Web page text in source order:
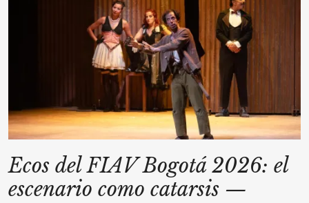
Ecos del FIAV Bogotá 2026: el
escenario como catarsis —